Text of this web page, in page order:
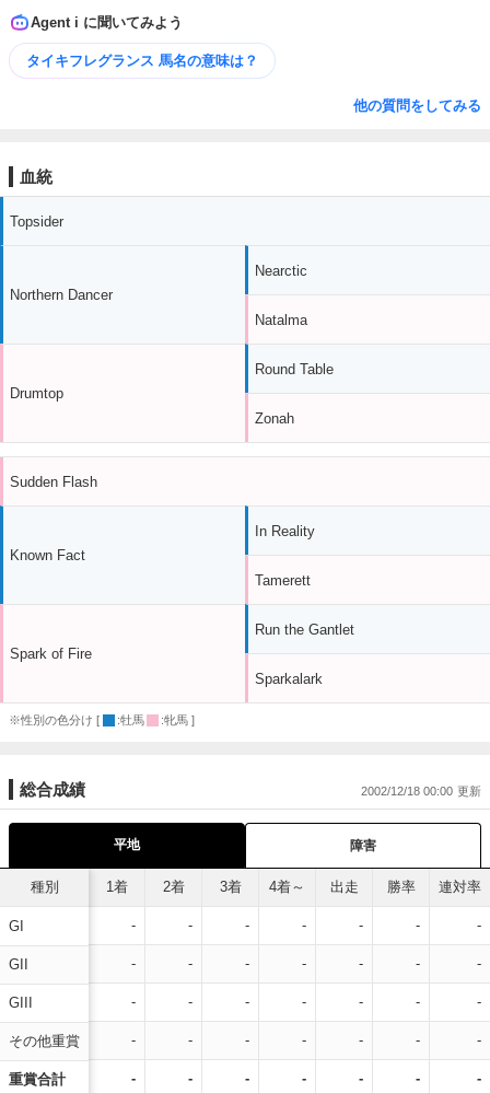
Agent i に聞いてみよう
タイキフレグランス 馬名の意味は？
他の質問をしてみる
血統
Topsider
Northern Dancer
Drumtop
Nearctic
Natalma
Round Table
Zonah
Sudden Flash
Known Fact
Spark of Fire
In Reality
Tamerett
Run the Gantlet
Sparkalark
※性別の色分け [ :牡馬 :牝馬 ]
総合成績 2002/12/18 00:00
平地 障害
種別
GI
GII
GIII
その他重賞
重賞合計
1着 2着 3着 4着～ 出走 勝率 連対率
- - - - - - -
- - - - - - -
- - - - - - -
- - - - - - -
- - - - - - -